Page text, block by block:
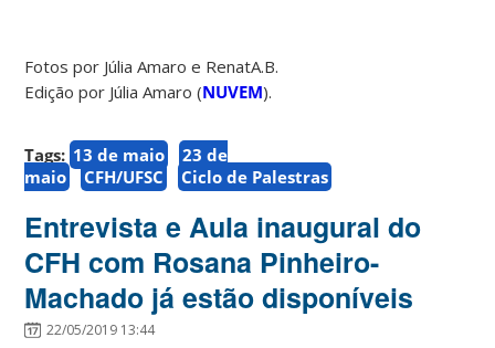
Fotos por Júlia Amaro e RenatA.B.
Edição por Júlia Amaro (NUVEM).
Tags: 13 de maio
23 de
maio
CFH/UFSC Ciclo de Palestras
Entrevista e Aula inaugural do
CFH com Rosana Pinheiro-
Machado já estão disponíveis
22/05/2019 13:44